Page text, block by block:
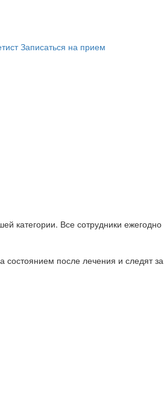
Записаться на прием
категории. Все сотрудники ежегодно
состоянием после лечения и следят за